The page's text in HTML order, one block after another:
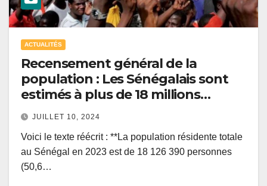
ACTUALITÉS
Recensement général de la
population : Les Sénégalais sont
estimés à plus de 18 millions
d’habitants en 2023.
JUILLET 10, 2024
Voici le texte réécrit : **La population résidente totale
au Sénégal en 2023 est de 18 126 390 personnes
(50,6…